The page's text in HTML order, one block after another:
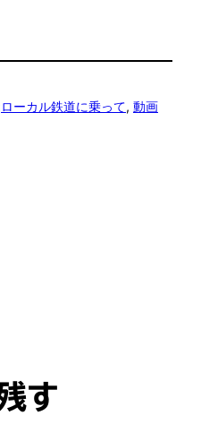
ローカル鉄道に乗って, 動画
す